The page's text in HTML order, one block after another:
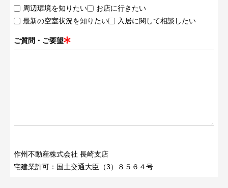
周辺環境を知りたい
お店に行きたい
最新の空室状況を知りたい
入居に関して相談したい
ご質問・ご要望
作州不動産株式会社 長崎支店
宅建業許可：国土交通大臣（3）８５６４号